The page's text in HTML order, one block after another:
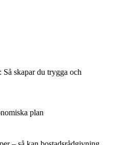
skapar du trygga och
plan